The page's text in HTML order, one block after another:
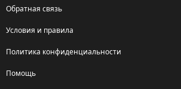
Обратная связь
Условия и правила
Политика конфиденциальности
Помощь